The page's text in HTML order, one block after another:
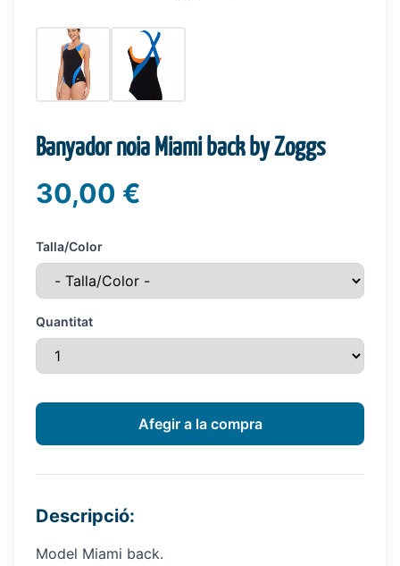
Banyador noia Miami back by Zoggs
30,00 €
Talla/Color
Quantitat
Descripció:
Model Miami back.